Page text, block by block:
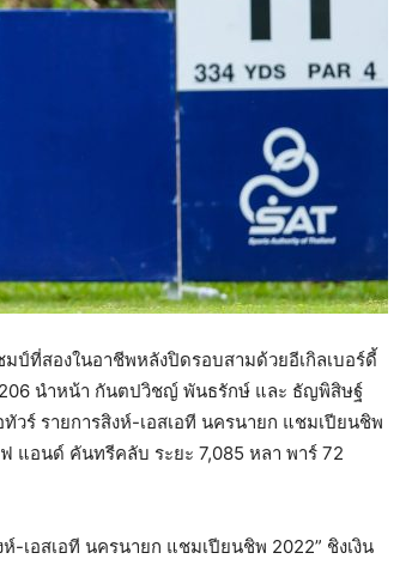
ป์ที่สองในอาชีพหลังปิดรอบสามด้วยอีเกิลเบอร์ดี้
206 นำหน้า กันตปวิชญ์ พันธรักษ์ และ ธัญพิสิษฐ์
ร์ รายการสิงห์-เอสเอที นครนายก แชมเปียนชิพ
แอนด์ คันทรีคลับ ระยะ 7,085 หลา พาร์ 72
เอสเอที นครนายก แชมเปียนชิพ 2022” ชิงเงิน